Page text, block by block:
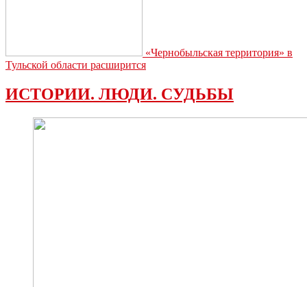
«Чернобыльская территория» в
Тульской области расширится
ИСТОРИИ. ЛЮДИ. СУДЬБЫ